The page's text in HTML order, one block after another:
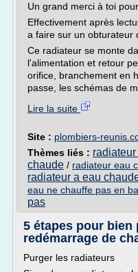
Un grand merci à toi
Effectivement après
a faire sur un obturateur
Ce radiateur se monte
l'alimentation et retour
orifice, branchement en
passe, les schémas de
Lire la suite
Site : plombiers-
Thèmes liés :
chaude / radiateur eau
radiateur a eau
eau ne chauffe pas en
pas
5 étapes pour bien
redémarrage de
Purger les radiateurs